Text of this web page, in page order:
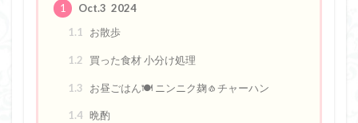
1
Oct.3 2024
1.1
お散歩
1.2 買った食材 小分け処理
1.3 お昼ごはん🍽️ ニンニク麹🧄チャーハン
1.4 晩酌